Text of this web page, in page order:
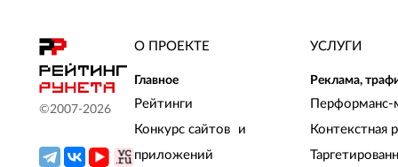
©2007-2026
О ПРОЕКТЕ
Главное
Рейтинги
Конкурс сайтов и
приложений
УСЛУГИ
Реклама,
Перформанс-
Контекстная